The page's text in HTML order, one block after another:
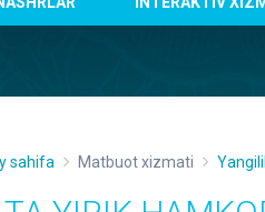
sahifa Matbuot xizmati